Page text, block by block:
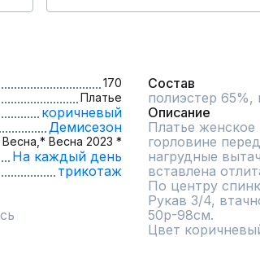
170
Платье
коричневый
Демисезон
Весна, * Весна 2023 *
На каждый день
трикотаж
Состав
полиэстер 65%,
Описание
Платье женское
горловине
нагрудные
вставлена
По центру
Рукав 3/4,
50р-98см.
Цвет